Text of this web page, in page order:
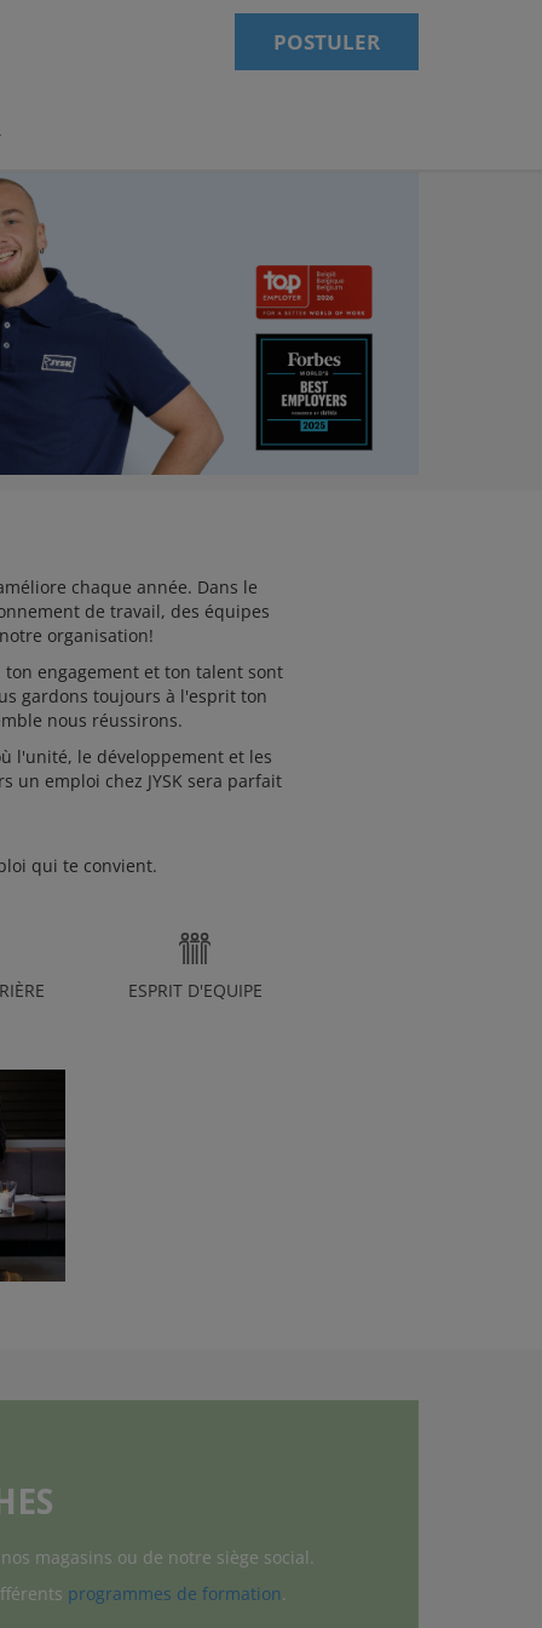
POSTULER
chaque année. Dans le
de travail, des équipes
organisation!
engagement et ton talent sont
gardons toujours à l'esprit ton
nous réussirons.
l'unité, le développement et les
un emploi chez JYSK sera parfait
qui te convient.
ESPRIT D'EQUIPE
magasins ou de notre siège social.
programmes de formation.